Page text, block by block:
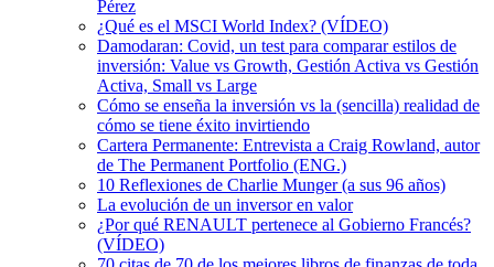
Pérez
¿Qué es el MSCI World Index? (VÍDEO)
Damodaran: Covid, un test para comparar estilos de
inversión: Value vs Growth, Gestión Activa vs Gestión
Activa, Small vs Large
Cómo se enseña la inversión vs la (sencilla) realidad de
cómo se tiene éxito invirtiendo
Cartera Permanente: Entrevista a Craig Rowland, autor
de The Permanent Portfolio (ENG.)
10 Reflexiones de Charlie Munger (a sus 96 años)
La evolución de un inversor en valor
¿Por qué RENAULT pertenece al Gobierno Francés?
(VÍDEO)